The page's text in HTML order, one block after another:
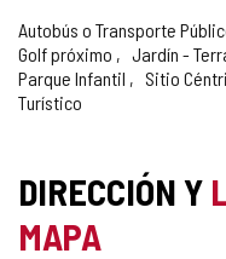
Autobús o Transporte
Golf próximo
Jardín -
Parque Infantil
Sitio
Turístico
DIRECCIÓN Y
MAPA